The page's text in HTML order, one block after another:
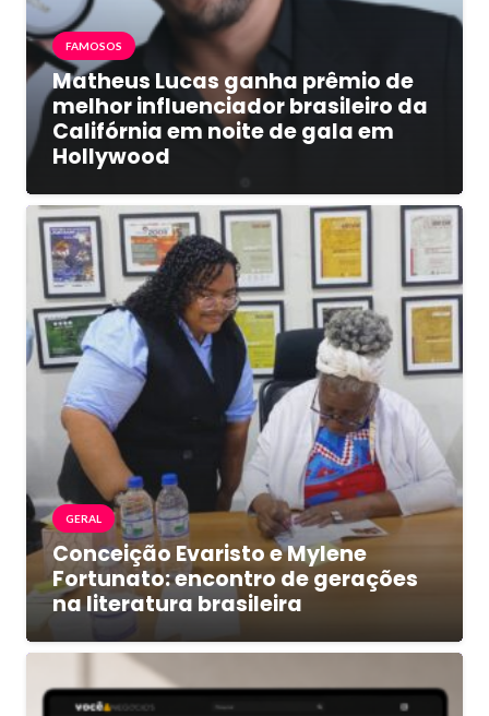
FAMOSOS
Matheus Lucas ganha prêmio de
melhor influenciador brasileiro da
Califórnia em noite de gala em
Hollywood
GERAL
Conceição Evaristo e Mylene
Fortunato: encontro de gerações
na literatura brasileira